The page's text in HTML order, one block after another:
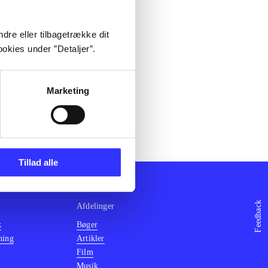
eller tilbagetrække dit
under ”Detaljer”.
Marketing
Tillad alle
Feedback
Afdelinger
Bøger
Artikler
Film
Musik